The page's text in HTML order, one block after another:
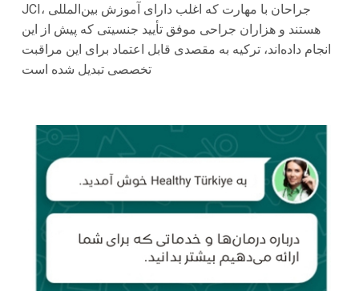
JCI، جراحان با مهارت که اغلب دارای آموزش بین‌المللی
هستند و هزاران جراحی موفق تأیید جنسیتی که پیش از این
انجام داده‌اند، ترکیه به مقصدی قابل اعتماد برای این مراقبت
تخصصی تبدیل شده است